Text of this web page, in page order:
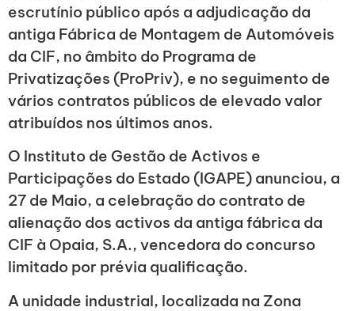
escrutínio público após a adjudicação da
antiga Fábrica de Montagem de Automóveis
da CIF, no âmbito do Programa de
Privatizações (ProPriv), e no seguimento de
vários contratos públicos de elevado valor
atribuídos nos últimos anos.
O Instituto de Gestão de Activos e
Participações do Estado (IGAPE) anunciou, a
27 de Maio, a celebração do contrato de
alienação dos activos da antiga fábrica da
CIF à Opaia, S.A., vencedora do concurso
limitado por prévia qualificação.
A unidade industrial, localizada na Zona